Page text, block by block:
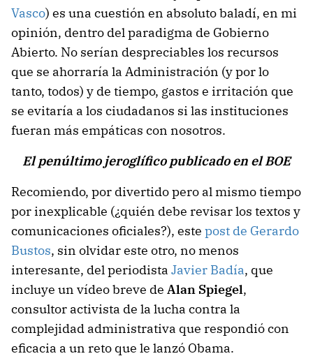
Vasco) es una cuestión en absoluto baladí, en mi
opinión, dentro del paradigma de Gobierno
Abierto. No serían despreciables los recursos
que se ahorraría la Administración (y por lo
tanto, todos) y de tiempo, gastos e irritación que
se evitaría a los ciudadanos si las instituciones
fueran más empáticas con nosotros.
El penúltimo jeroglífico publicado en el BOE
Recomiendo, por divertido pero al mismo tiempo
por inexplicable (¿quién debe revisar los textos y
comunicaciones oficiales?), este post de Gerardo
Bustos, sin olvidar este otro, no menos
interesante, del periodista Javier Badía, que
incluye un vídeo breve de Alan Spiegel,
consultor activista de la lucha contra la
complejidad administrativa que respondió con
eficacia a un reto que le lanzó Obama.